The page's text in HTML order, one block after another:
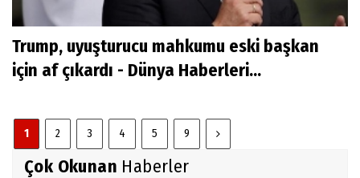
Trump, uyuşturucu mahkumu eski başkan
için af çıkardı - Dünya Haberleri...
1 2 3 4 5 9
Çok Okunan Haberler